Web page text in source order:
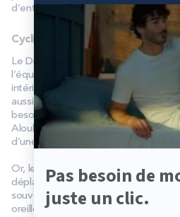
d’entrer en sommeil profond.
Cyclisme d’endurance
Le Dr Duforez et le Dr Aloulou ont
l’équipe de cyclisme d’endurance.
intérieur, la question de la
lumière
aussi, les entretiens individuels ont
besoins. Ensuite, c’est à
Aloulou s’est intéressé. En effet, on
d’une importance majeure.
Or, les cyclistes effectuent, eux
déplacements et dormir dans un
souvent perturbant. Le travail ici a
oreillers.